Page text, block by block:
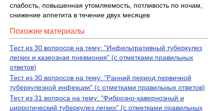
слабость, повышенная утомляемость, потливость по ночам,
снижение аппетита в течение двух месяцев
Похожие материалы
Тест из 30 вопросов на тему: "Инфильтративный туберкулез
легких и казеозная пневмония" (с отметками правильных
ответов)
Тест из 30 вопросов на тему: "Ранний период первичной
туберкулезной инфекции" (с отметками правильных ответов)
Тест из 31 вопроса на тему: "Фиброзно-кавернозный и
цирротический туберкулез легких" (с отметками правильных